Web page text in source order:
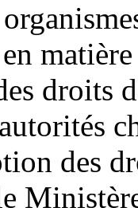
droits
des